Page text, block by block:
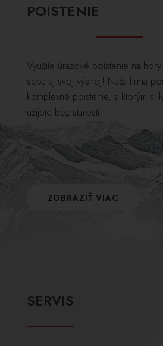
POISTENIE
Využite úrazové poistenie na
seba aj svoj výstroj! Naša firma
komplexné poistenie, s ktorým si
užijete bez starostí.
ZOBRAZIŤ VIAC
SERVIS